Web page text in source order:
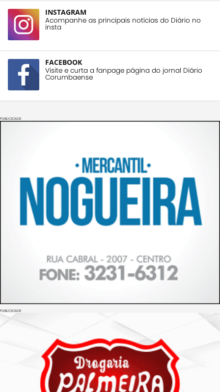
INSTAGRAM
Acompanhe as principais notícias do Diário no
insta
FACEBOOK
Visite e curta a fanpage página do jornal Diário
Corumbaense
PUBLICIDADE
PUBLICIDADE